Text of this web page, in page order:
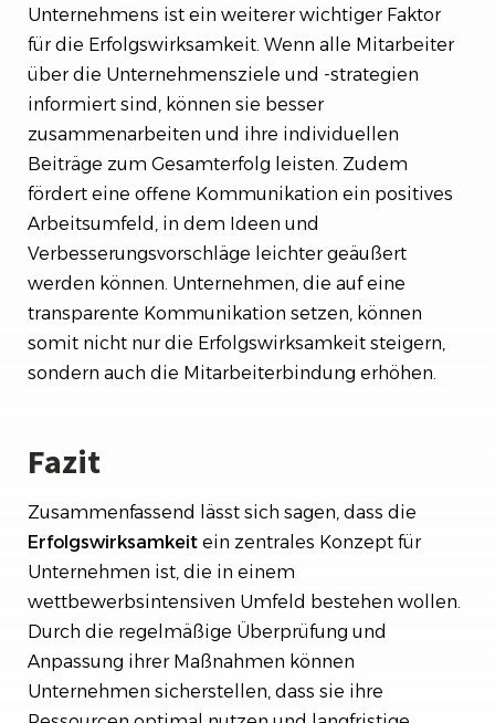
Unternehmens ist ein weiterer wichtiger Faktor
für die Erfolgswirksamkeit. Wenn alle Mitarbeiter
über die Unternehmensziele und -strategien
informiert sind, können sie besser
zusammenarbeiten und ihre individuellen
Beiträge zum Gesamterfolg leisten. Zudem
fördert eine offene Kommunikation ein positives
Arbeitsumfeld, in dem Ideen und
Verbesserungsvorschläge leichter geäußert
werden können. Unternehmen, die auf eine
transparente Kommunikation setzen, können
somit nicht nur die Erfolgswirksamkeit steigern,
sondern auch die Mitarbeiterbindung erhöhen.
Fazit
Zusammenfassend lässt sich sagen, dass die
Erfolgswirksamkeit ein zentrales Konzept für
Unternehmen ist, die in einem
wettbewerbsintensiven Umfeld bestehen wollen.
Durch die regelmäßige Überprüfung und
Anpassung ihrer Maßnahmen können
Unternehmen sicherstellen, dass sie ihre